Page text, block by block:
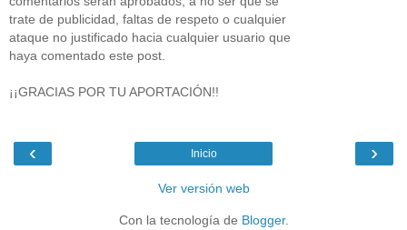
trate de publicidad, faltas de respeto o cualquier
ataque no justificado hacia cualquier usuario que
haya comentado este post.
¡¡GRACIAS POR TU APORTACIÓN!!
‹ ›
Inicio
Ver versión web
Con la tecnología de Blogger.